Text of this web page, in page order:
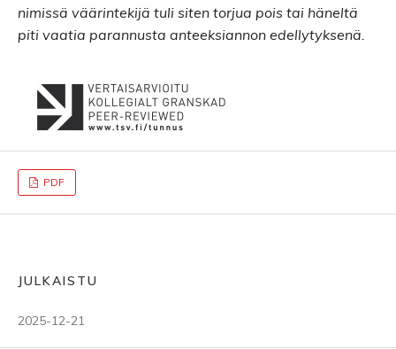
nimissä väärintekijä tuli siten torjua pois tai häneltä
piti vaatia parannusta anteeksiannon edellytyksenä.
PDF
JULKAISTU
2025-12-21